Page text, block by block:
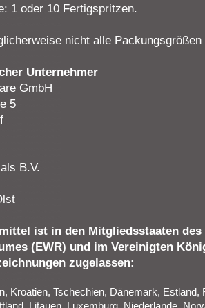
1 oder 10 Fertigspritzen.
nicht alle
Unternehmer
GmbH
5
B.V.
ist in den Mitgliedsstaaten des
(EWR) und im Vereinigten
zugelassen:
Kroatien, Tschechien, Dänemark, Estland,
Litauen, Luxemburg, Niederlande,